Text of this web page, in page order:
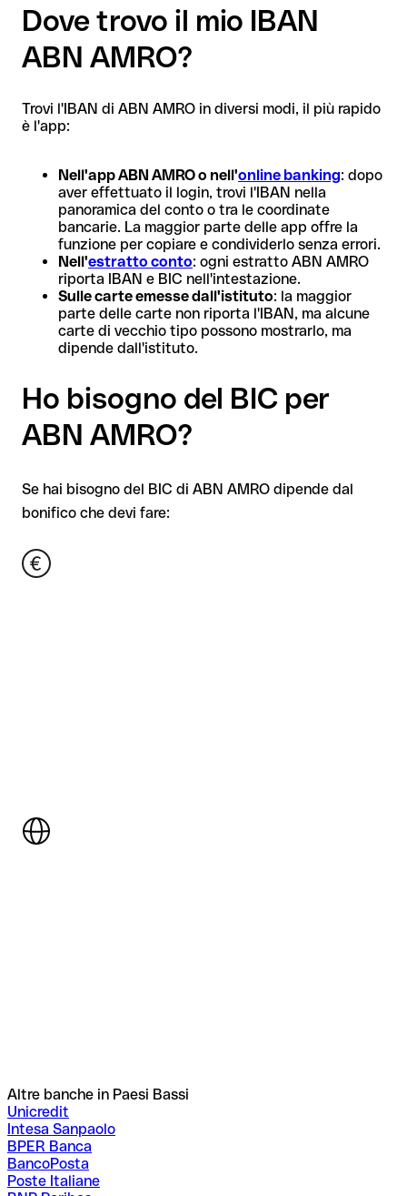
Dove trovo il mio IBAN
ABN AMRO?
Trovi l'IBAN di ABN AMRO in diversi modi, il più rapido
è l'app:
Nell'app ABN AMRO o nell'online banking: dopo
aver effettuato il login, trovi l'IBAN nella
panoramica del conto o tra le coordinate
bancarie. La maggior parte delle app offre la
funzione per copiare e condividerlo senza errori.
Nell'estratto conto: ogni estratto ABN AMRO
riporta IBAN e BIC nell'intestazione.
Sulle carte emesse dall'istituto: la maggior
parte delle carte non riporta l'IBAN, ma alcune
carte di vecchio tipo possono mostrarlo, ma
dipende dall'istituto.
Ho bisogno del BIC per
ABN AMRO?
Se hai bisogno del BIC di ABN AMRO dipende dal
bonifico che devi fare:
Altre banche in Paesi Bassi
Unicredit
Intesa Sanpaolo
BPER Banca
BancoPosta
Poste Italiane